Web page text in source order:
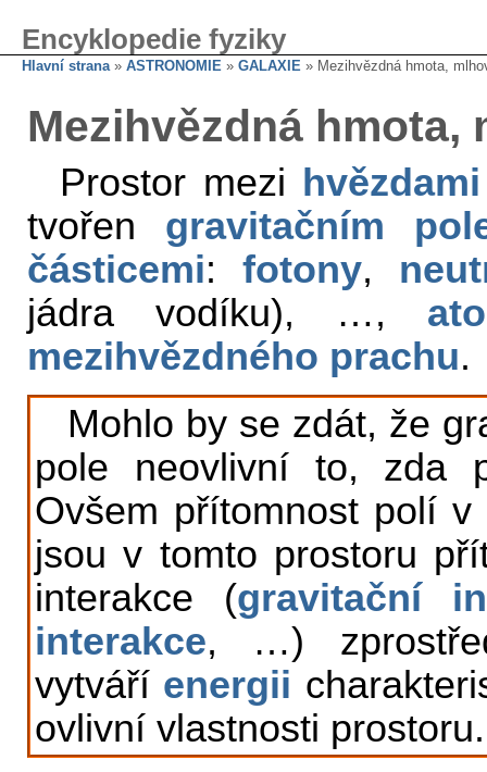
Encyklopedie fyziky
Hlavní strana» ASTRONOMIE » GALAXIE » Mezihvězdná hmota,
Mezihvězdná hmota,
Prostor mezi hvězdami
tvořen gravitačním
částicemi: fotony,
jádra vodíku), …,
mezihvězdného prachu.
Mohlo by se zdát, že
pole neovlivní to, zda
Ovšem přítomnost polí
jsou v tomto prostoru
interakce (gravitační
interakce, …)
vytváří energii
ovlivní vlastnosti prostoru.